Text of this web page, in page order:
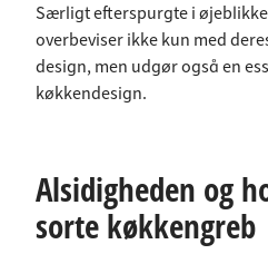
Særligt efterspurgte i
overbeviser ikke kun med
design, men udgør også en
køkkendesign.
Alsidigheden og
sorte køkkengreb